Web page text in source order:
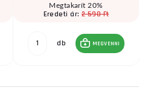
Megtakarít 20%
Eredeti ár:2 590 Ft
db MEGVENNI